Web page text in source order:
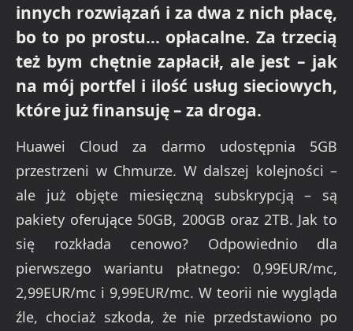
innych rozwiązań i za dwa z nich płacę,
bo to po prostu… opłacalne. Za trzecią
też bym chętnie zapłacił, ale jest – jak
na mój portfel i ilość usług sieciowych,
które już finansuję – za droga.
Huawei Cloud za darmo udostępnia 5GB
przestrzeni w Chmurze. W dalszej kolejności –
ale już objęte miesięczną subskrypcją – są
pakiety oferujące 50GB, 200GB oraz 2TB. Jak to
się rozkłada cenowo? Odpowiednio dla
pierwszego wariantu płatnego: 0,99EUR/mc,
2,99EUR/mc i 9,99EUR/mc. W teorii nie wygląda
źle, chociaż szkoda, że nie przedstawiono po